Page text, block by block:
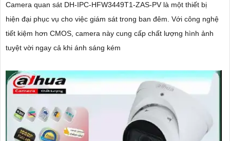
Camera quan sát DH-IPC-HFW3449T1-ZAS-PV là một thiết bị
hiện đại phục vụ cho việc giám sát trong ban đêm. Với công nghệ
tiết kiệm hơn CMOS, camera này cung cấp chất lượng hình ảnh
tuyệt vời ngay cả khi ánh sáng kém